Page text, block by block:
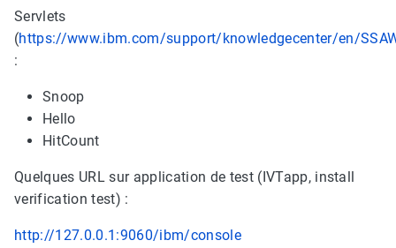
Servlets
(https://www.ibm.com/support/knowledgecenter/en/
:
Snoop
Hello
HitCount
Quelques URL sur application de test (IVTapp, install
verification test) :
http://127.0.0.1:9060/ibm/console